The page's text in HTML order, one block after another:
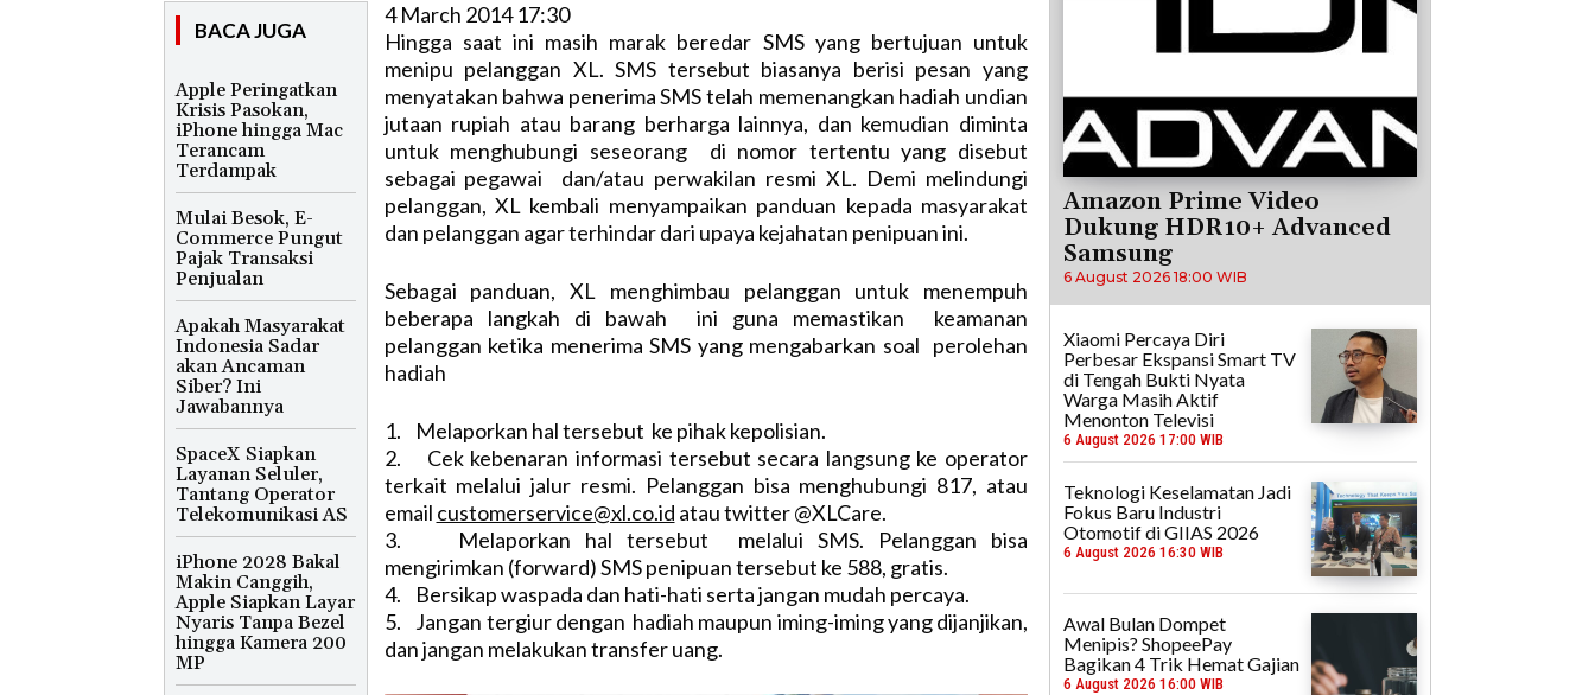
BACA JUGA
Apple Peringatkan
Krisis Pasokan,
iPhone hingga Mac
Terancam
Terdampak
Mulai Besok, E-
Commerce Pungut
Pajak Transaksi
Penjualan
Apakah Masyarakat
Indonesia Sadar
akan Ancaman
Siber? Ini
Jawabannya
SpaceX Siapkan
Layanan Seluler,
Tantang Operator
Telekomunikasi AS
iPhone 2028 Bakal
Makin Canggih,
Apple Siapkan Layar
Nyaris Tanpa Bezel
hingga Kamera 200
MP
4 March 2014 17:30
Hingga saat ini masih marak beredar SMS yang bertujuan untuk
menipu pelanggan XL. SMS tersebut biasanya berisi pesan yang
menyatakan bahwa penerima SMS telah memenangkan hadiah undian
jutaan rupiah atau barang berharga lainnya, dan kemudian diminta
untuk menghubungi seseorang di nomor tertentu yang disebut
sebagai pegawai dan/atau perwakilan resmi XL. Demi melindungi
pelanggan, XL kembali menyampaikan panduan kepada masyarakat
dan pelanggan agar terhindar dari upaya kejahatan penipuan ini.
Sebagai panduan, XL menghimbau pelanggan untuk menempuh
beberapa langkah di bawah ini guna memastikan keamanan
pelanggan ketika menerima SMS yang mengabarkan soal perolehan
hadiah
1. Melaporkan hal tersebut ke pihak kepolisian.
2. Cek kebenaran informasi tersebut secara langsung ke operator
terkait melalui jalur resmi. Pelanggan bisa menghubungi 817, atau
email customerservice@xl.co.id atau twitter @XLCare.
3. Melaporkan hal tersebut melalui SMS. Pelanggan bisa
mengirimkan (forward) SMS penipuan tersebut ke 588, gratis.
4. Bersikap waspada dan hati-hati serta jangan mudah percaya.
5. Jangan tergiur dengan hadiah maupun iming-iming yang dijanjikan,
dan jangan melakukan transfer uang.
Amazon Prime Video
Dukung HDR10+ Advanced
Samsung
6 August 2026 18:00 WIB
Xiaomi Percaya Diri
Perbesar Ekspansi Smart TV
di Tengah Bukti Nyata
Warga Masih Aktif
Menonton Televisi
6 August 2026 17:00 WIB
Teknologi Keselamatan Jadi
Fokus Baru Industri
Otomotif di GIIAS 2026
6 August 2026 16:30 WIB
Awal Bulan Dompet
Menipis? ShopeePay
Bagikan 4 Trik Hemat Gajian
6 August 2026 16:00 WIB